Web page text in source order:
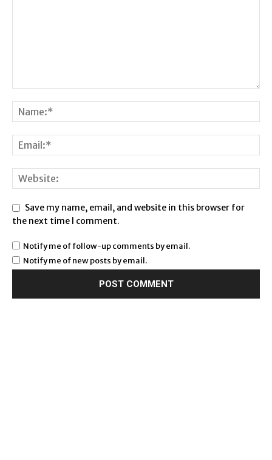
Save my name, email, and website in this browser for
the next time I comment.
Notify me of follow-up comments by email.
Notify me of new posts by email.